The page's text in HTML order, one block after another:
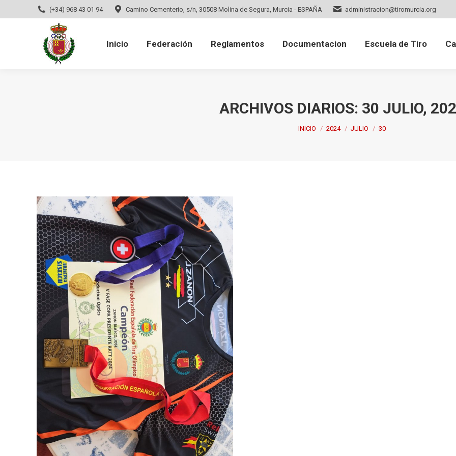
(+34) 968 43 01 94 Camino Cementerio, s/n, 30508 Molina de Segura, Murcia - ESPAÑA administracion@tiromurcia.org
Inicio Federación Reglamentos Documentacion Escuela de Tiro
ARCHIVOS DIARIOS: 30 JULIO,
Estás aquí:
INICIO 2024 JULIO 30
Inicio Federación Reglamentos Documentacion Escuela de Tiro